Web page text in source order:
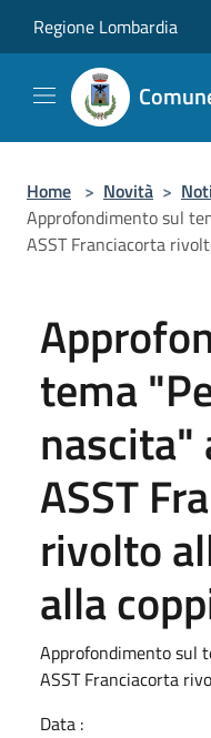
Regione Lombardia
Home > Novità >
Approfondimento sul
ASST Franciacorta
tema
ASST
rivolto
alla
Approfondimento sul
ASST Franciacorta
Data :